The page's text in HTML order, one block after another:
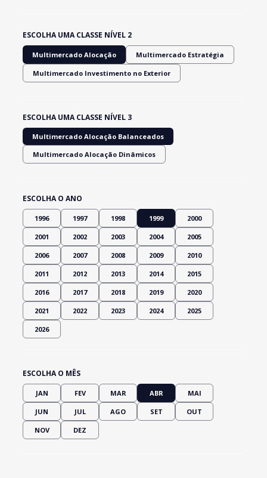
ESCOLHA UMA CLASSE NÍVEL 2
Multimercado Alocação Multimercado Estratégia
Multimercado Investimento no Exterior
ESCOLHA UMA CLASSE NÍVEL 3
Multimercado Alocação Balanceados
Multimercado Alocação Dinâmicos
ESCOLHA O ANO
1996 1997 1998 1999 2000
2001 2002 2003 2004 2005
2006 2007 2008 2009 2010
2011 2012 2013 2014 2015
2016 2017 2018 2019 2020
2021 2022 2023 2024 2025
2026
ESCOLHA O MÊS
JAN FEV MAR ABR MAI
JUN JUL AGO SET OUT
NOV DEZ